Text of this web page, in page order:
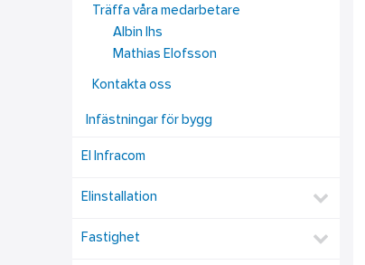
Träffa våra medarbetare
Albin Ihs
Mathias Elofsson
Kontakta oss
Infästningar för bygg
El Infracom
Elinstallation
Fastighet